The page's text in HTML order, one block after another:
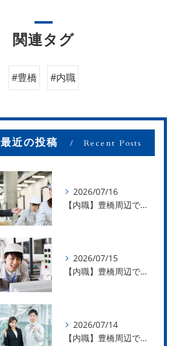
関連タグ
#豊橋 #内職
最近の投稿 Recent Posts
2026/07/16
【内職】豊橋周辺で内職のお仕事を探している方募集中！【お仕事の内容】
2026/07/15
【内職】豊橋周辺で内職のお仕事を探している方募集中！【急な学級閉鎖も安心】
2026/07/14
【内職】豊橋周辺で内職のお仕事を探している方募集中！【内職さまのお声②】